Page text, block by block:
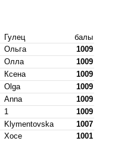
Гулец
балы
Ольга
1009
Олла
1009
Ксена
1009
Olga
1009
Anna
1009
1
1009
Klymentovska
1007
Хосе
1001